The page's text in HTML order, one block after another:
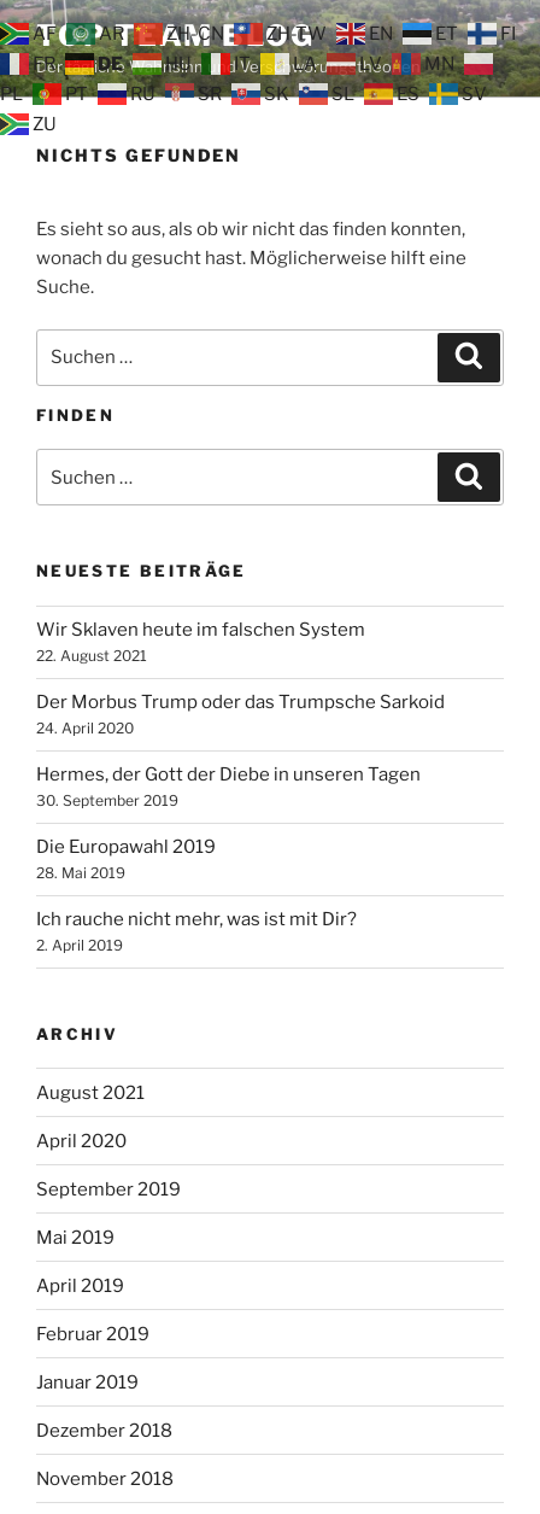
Zum
Inhalt
springen
TOP TEAM BLOG
Der tägliche Wahnsinn und Verschwörungstheorien
NICHTS GEFUNDEN
Es sieht so aus, als ob wir nicht das finden konnten,
wonach du gesucht hast. Möglicherweise hilft eine
Suche.
nach:
FINDEN
nach:
NEUESTE BEITRÄGE
Wir Sklaven heute im falschen System
22. August 2021
Der Morbus Trump oder das Trumpsche Sarkoid
24. April 2020
Hermes, der Gott der Diebe in unseren Tagen
30. September 2019
Die Europawahl 2019
28. Mai 2019
Ich rauche nicht mehr, was ist mit Dir?
2. April 2019
ARCHIV
August 2021
April 2020
September 2019
Mai 2019
April 2019
Februar 2019
Januar 2019
Dezember 2018
November 2018
AF AR ZH-CN ZH-TW EN ET
FI
FR
DE HU IT LA LV
MN
PL
PT RU SR SK SL ES
SV
ZU